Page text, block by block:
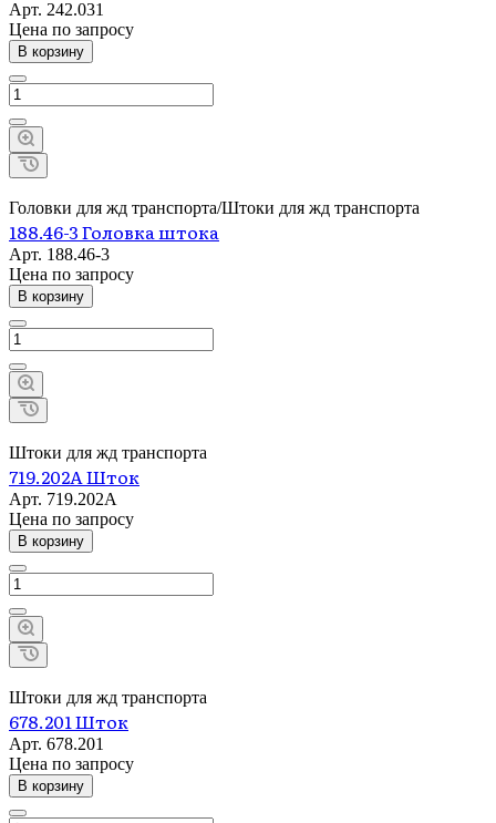
Арт. 242.031
Цена по запросу
В корзину
Головки для жд транспорта/Штоки для жд транспорта
188.46-3 Головка штока
Арт. 188.46-3
Цена по запросу
В корзину
Штоки для жд транспорта
719.202А Шток
Арт. 719.202А
Цена по запросу
В корзину
Штоки для жд транспорта
678.201 Шток
Арт. 678.201
Цена по запросу
В корзину